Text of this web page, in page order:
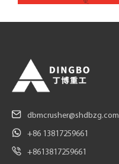
dbmcrusher@shdbzg.com
+86 13817259661
+8613817259661